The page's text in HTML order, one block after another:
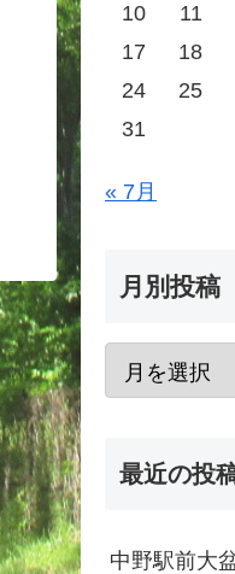
10
11
17
18
24
25
31
« 7月
月別投稿
最近の投
中野駅前大